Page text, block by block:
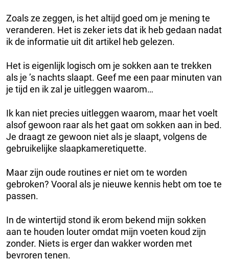
Zoals ze zeggen, is het altijd goed om je mening te
veranderen. Het is zeker iets dat ik heb gedaan nadat
ik de informatie uit dit artikel heb gelezen.
Het is eigenlijk logisch om je sokken aan te trekken
als je ’s nachts slaapt. Geef me een paar minuten van
je tijd en ik zal je uitleggen waarom…
Ik kan niet precies uitleggen waarom, maar het voelt
alsof gewoon raar als het gaat om sokken aan in bed.
Je draagt ​​ze gewoon niet als je slaapt, volgens de
gebruikelijke slaapkameretiquette.
Maar zijn oude routines er niet om te worden
gebroken? Vooral als je nieuwe kennis hebt om toe te
passen.
In de wintertijd stond ik erom bekend mijn sokken
aan te houden louter omdat mijn voeten koud zijn
zonder. Niets is erger dan wakker worden met
bevroren tenen.